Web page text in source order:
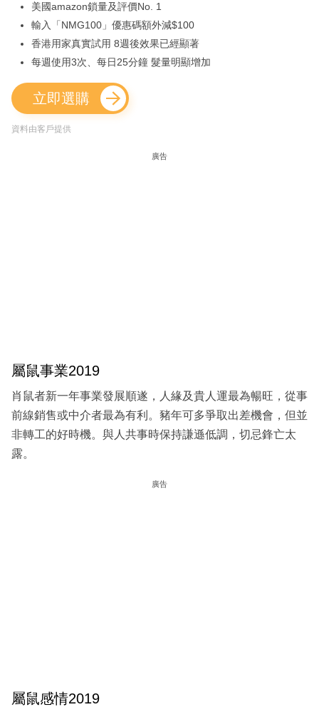
美國amazon鎖量及評價No. 1
輸入「NMG100」優惠碼額外減$100
香港用家真實試用 8週後效果已經顯著
每週使用3次、每日25分鐘 髮量明顯增加
立即選購
資料由客戶提供
廣告
屬鼠事業2019
肖鼠者新一年事業發展順遂，人緣及貴人運最為暢旺，從事
前線銷售或中介者最為有利。豬年可多爭取出差機會，但並
非轉工的好時機。與人共事時保持謙遜低調，切忌鋒亡太
露。
廣告
屬鼠感情2019